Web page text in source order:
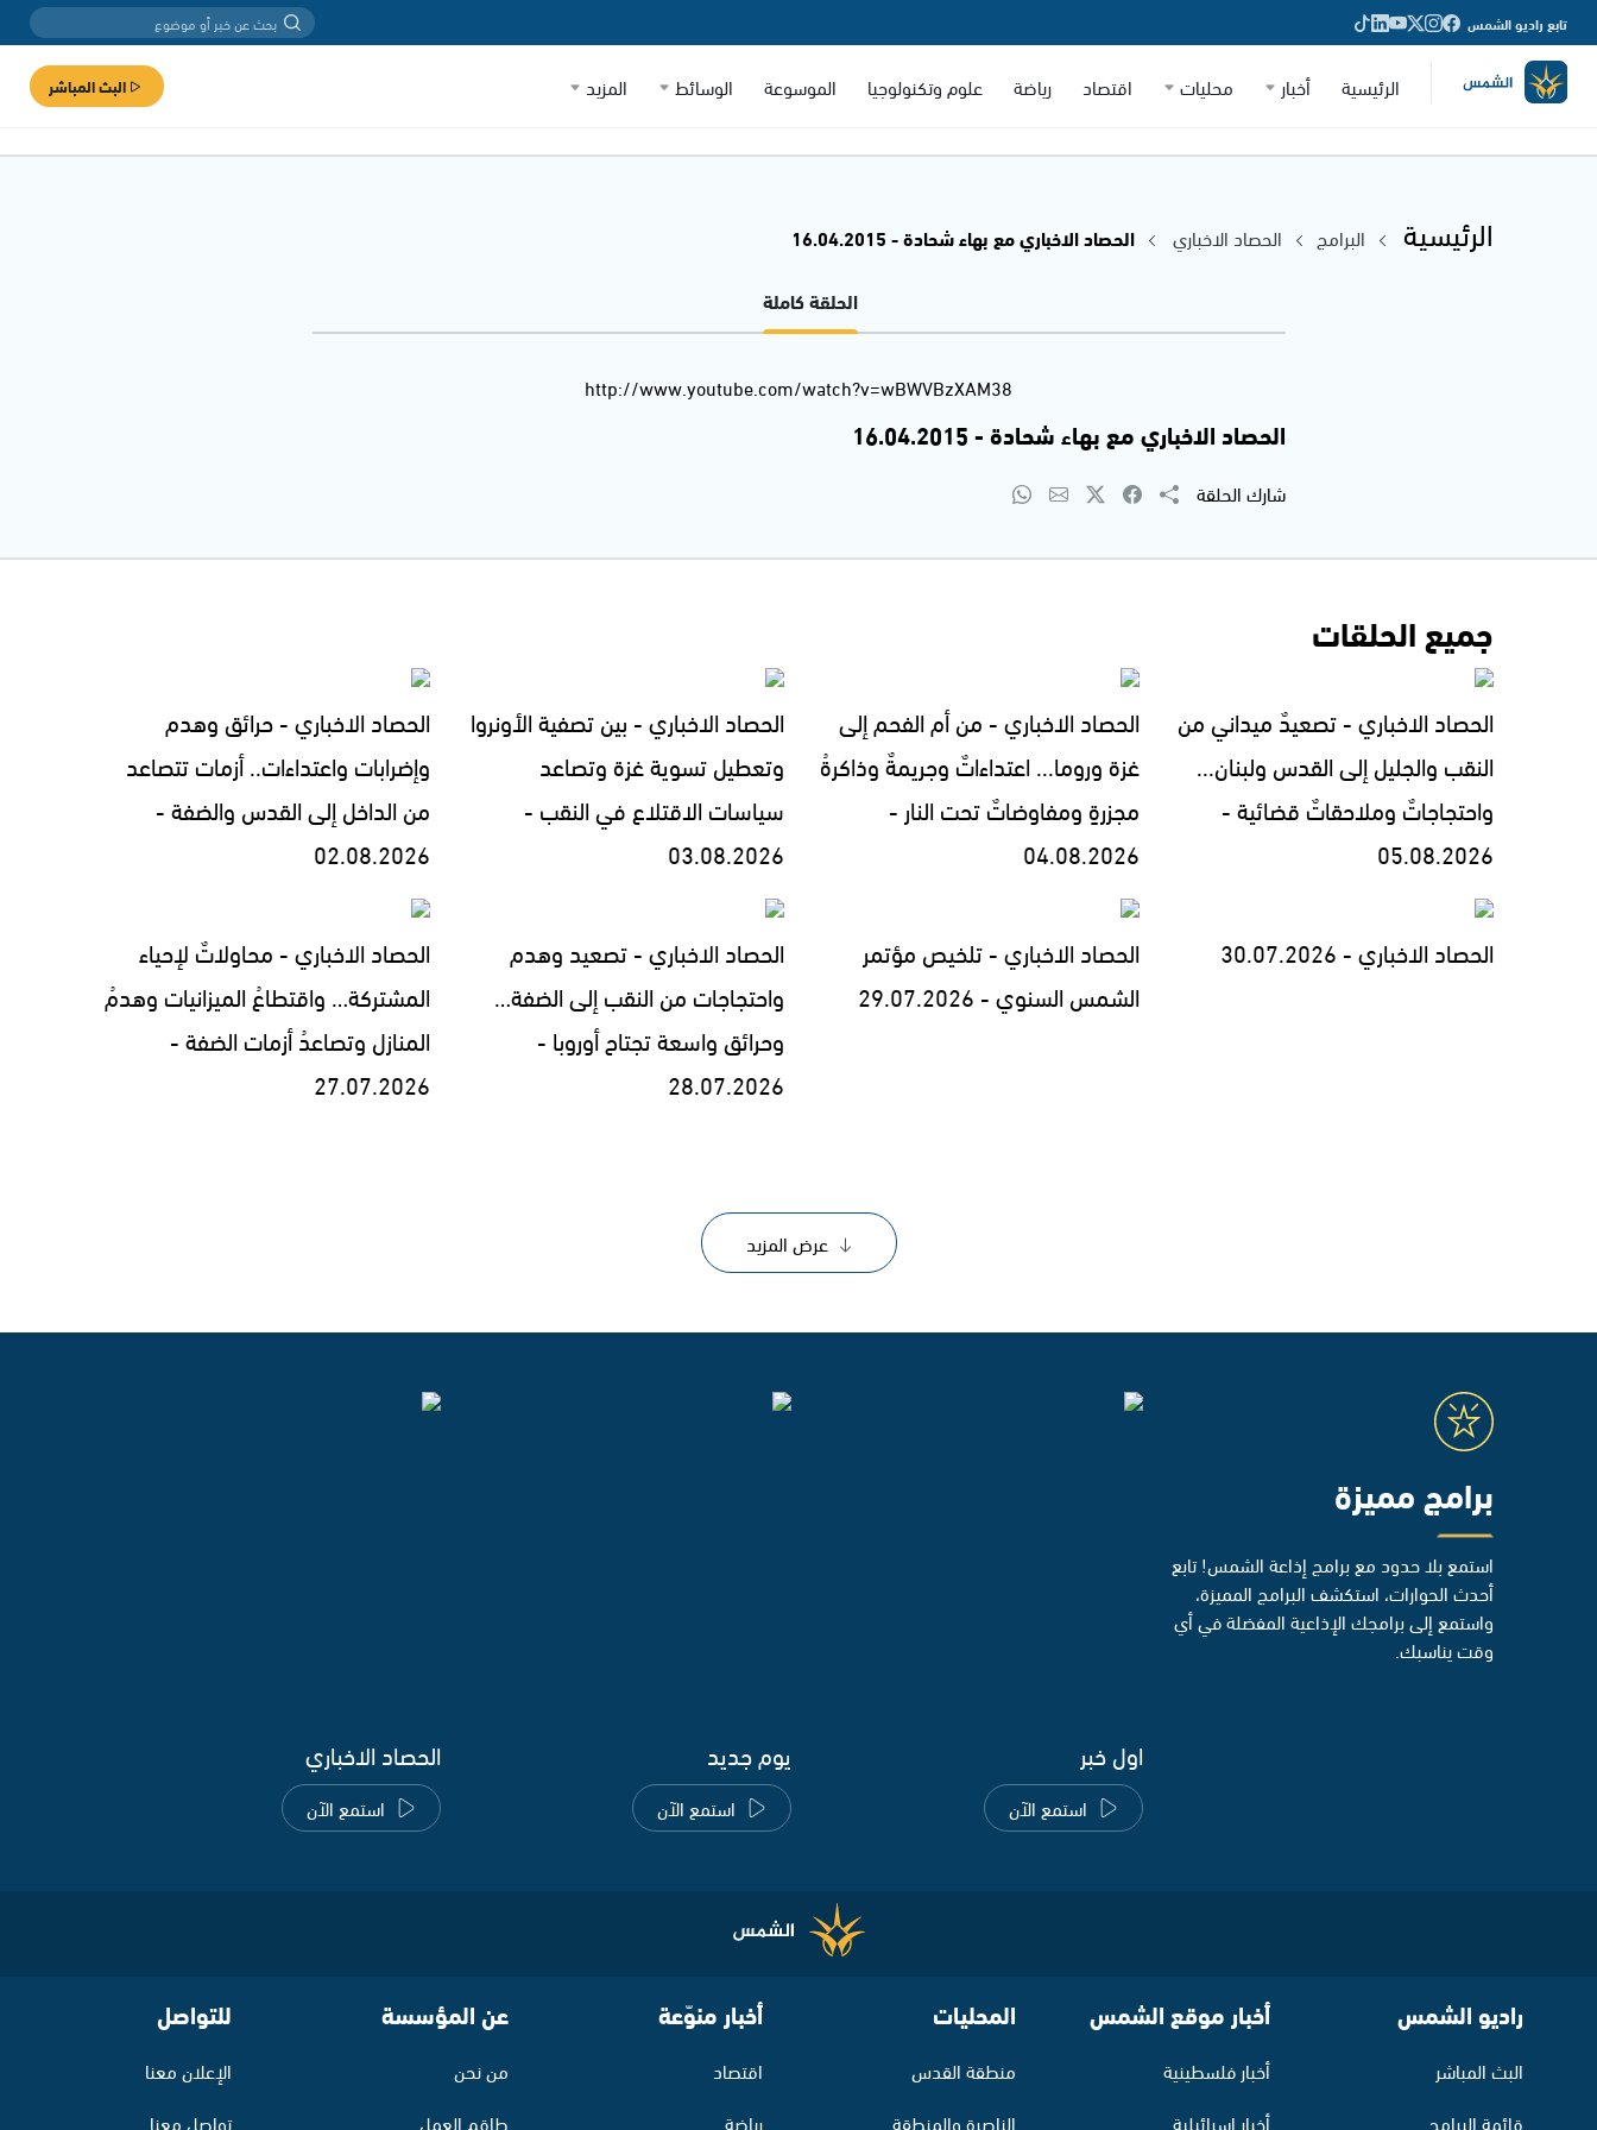
تابع راديو الشمس
الرئيسية أخبار محليات اقتصاد رياضة علوم وتكنولوجيا الموسوعة الوسائط المزيد البث المباشر
الرئيسية البرامج الحصاد الاخباري
الحصاد الاخباري مع بهاء شحادة - 16.04.2015
الحلقة كاملة
http://www.youtube.com/watch?v=wBWVBzXAM38
الحصاد الاخباري مع بهاء شحادة - 16.04.2015
شارك الحلقة
جميع الحلقات
الحصاد الاخباري - تصعيدٌ ميداني من
النقب والجليل إلى القدس ولبنان...
واحتجاجاتٌ وملاحقاتٌ قضائية -
05.08.2026
الحصاد الاخباري - من أم الفحم إلى
غزة وروما... اعتداءاتٌ وجريمةٌ وذاكرةُ
مجزرةٍ ومفاوضاتٌ تحت النار -
04.08.2026
الحصاد الاخباري - بين تصفية الأونروا
وتعطيل تسوية غزة وتصاعد
سياسات الاقتلاع في النقب -
03.08.2026
الحصاد الاخباري - حرائق وهدم
وإضرابات واعتداءات.. أزمات تتصاعد
من الداخل إلى القدس والضفة -
02.08.2026
الحصاد الاخباري - 30.07.2026
الحصاد الاخباري - تلخيص مؤتمر
الشمس السنوي - 29.07.2026
الحصاد الاخباري - تصعيد وهدم
واحتجاجات من النقب إلى الضفة…
وحرائق واسعة تجتاح أوروبا -
28.07.2026
الحصاد الاخباري - محاولاتٌ لإحياء
المشتركة… واقتطاعُ الميزانيات وهدمُ
المنازل وتصاعدُ أزمات الضفة -
27.07.2026
عرض المزيد
برامج مميزة
استمع بلا حدود مع برامج إذاعة الشمس! تابع
أحدث الحوارات، استكشف البرامج المميزة،
واستمع إلى برامجك الإذاعية المفضلة في أي
وقت يناسبك.
اول خبر
استمع الآن
يوم جديد
استمع الآن
الحصاد الاخباري
استمع الآن
راديو الشمس
البث المباشر
قائمة البرامج
أخبار موقع الشمس
أخبار فلسطينية
أخبار اسرائيلية
المحليات
منطقة القدس
الناصرة والمنطقة
أخبار منوّعة
اقتصاد
رياضة
عن المؤسسة
من نحن
طاقم العمل
للتواصل
الإعلان معنا
تواصل معنا